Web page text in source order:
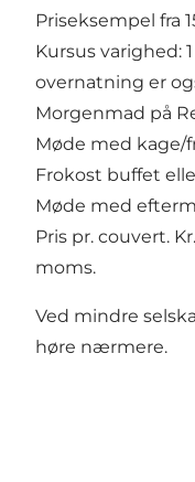
Priseksempel fra
Kursus varighed:
overnatning er
Morgenmad på
Møde med kage/
Frokost buffet
Møde med
Pris pr. couvert.
moms.
Ved mindre
høre nærmere.